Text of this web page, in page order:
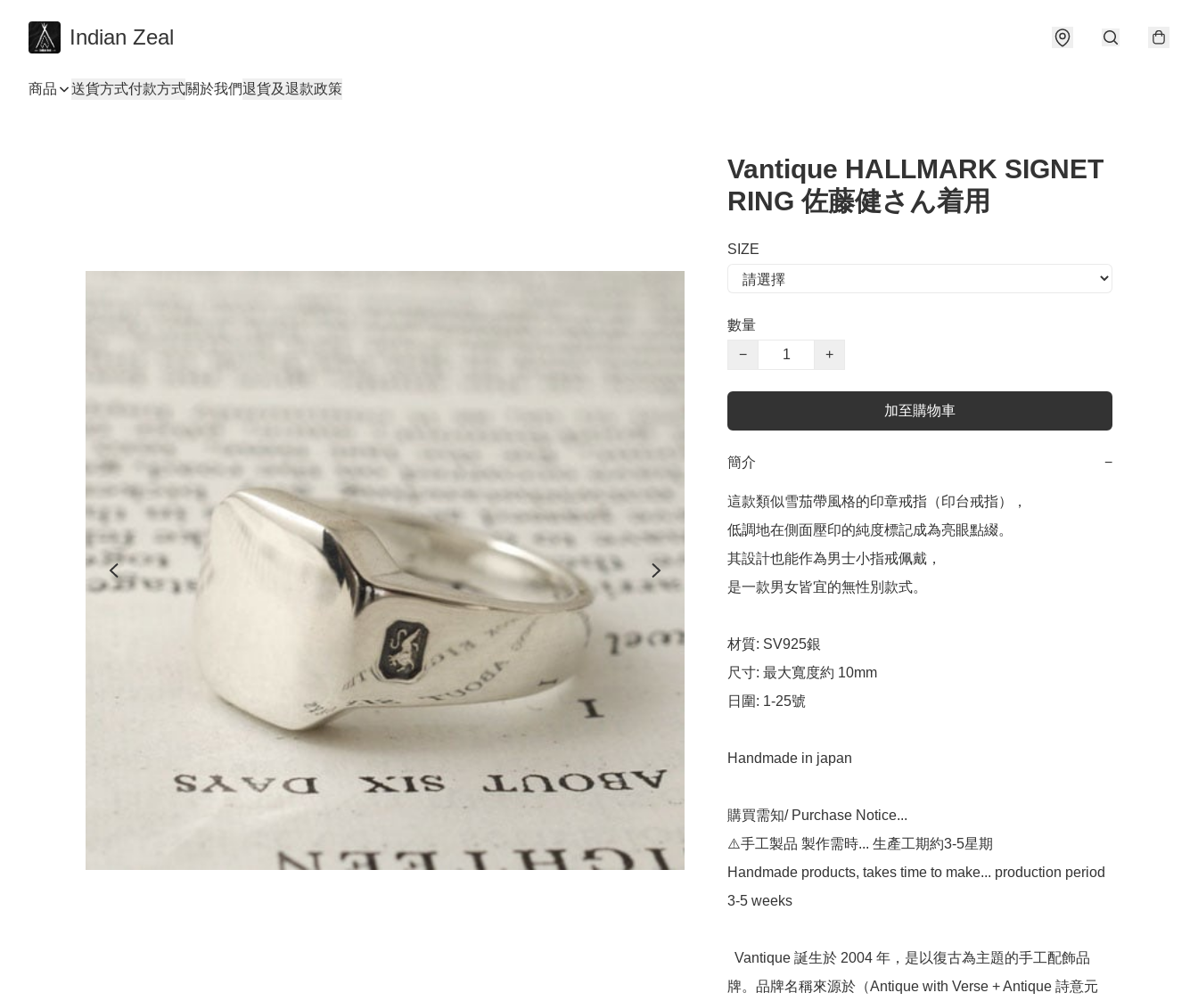
Indian Zeal
商品 送貨方式付款方式關於我們退貨及退款政策
Vantique HALLMARK SIGNET
RING 佐藤健さん着用
SIZE
數量
−
+
加至購物車
簡介 −
這款類似雪茄帶風格的印章戒指（印台戒指），
低調地在側面壓印的純度標記成為亮眼點綴。
其設計也能作為男士小指戒佩戴，
是一款男女皆宜的無性別款式。
材質: SV925銀
尺寸: 最大寬度約 10mm
日圍: 1-25號
Handmade in japan
購買需知/ Purchase Notice...
⚠️手工製品 製作需時... 生產工期約3-5星期
Handmade products, takes time to make... production period
3-5 weeks
牌。品牌名稱來源於（Antique with Verse + Antique 詩意元